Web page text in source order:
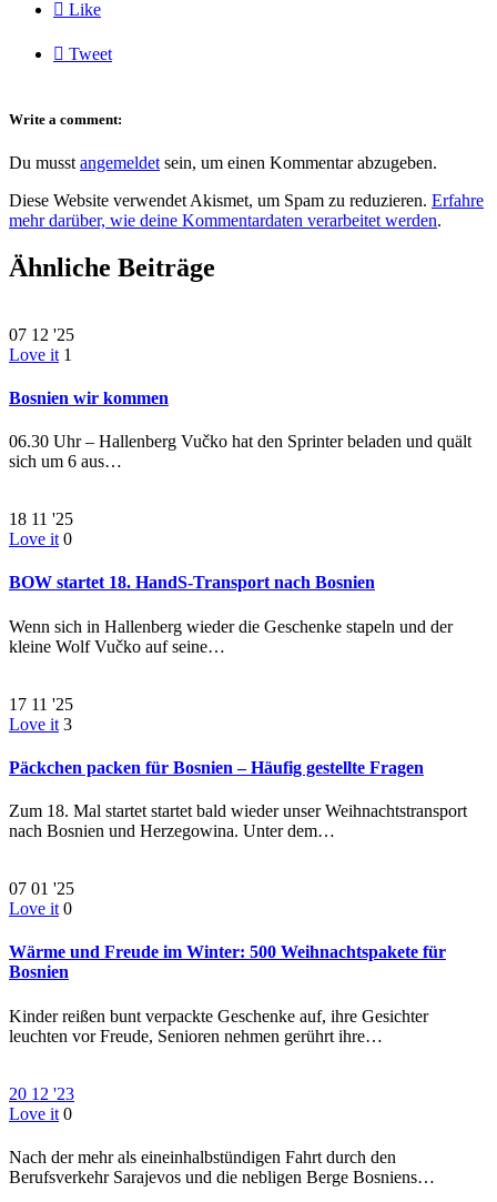
 Like
 Tweet
Write a comment:
Du musst angemeldet sein, um einen Kommentar abzugeben.
Diese Website verwendet Akismet, um Spam zu reduzieren. Erfahre
mehr darüber, wie deine Kommentardaten verarbeitet werden.
Ähnliche Beiträge
07 12 '25
Love it 1
Bosnien wir kommen
06.30 Uhr – Hallenberg Vučko hat den Sprinter beladen und quält
sich um 6 aus…
18 11 '25
Love it 0
BOW startet 18. HandS-Transport nach Bosnien
Wenn sich in Hallenberg wieder die Geschenke stapeln und der
kleine Wolf Vučko auf seine…
17 11 '25
Love it 3
Päckchen packen für Bosnien – Häufig gestellte Fragen
Zum 18. Mal startet startet bald wieder unser Weihnachtstransport
nach Bosnien und Herzegowina. Unter dem…
07 01 '25
Love it 0
Wärme und Freude im Winter: 500 Weihnachtspakete für
Bosnien
Kinder reißen bunt verpackte Geschenke auf, ihre Gesichter
leuchten vor Freude, Senioren nehmen gerührt ihre…
20 12 '23
Love it 0
Nach der mehr als eineinhalbstündigen Fahrt durch den
Berufsverkehr Sarajevos und die nebligen Berge Bosniens…